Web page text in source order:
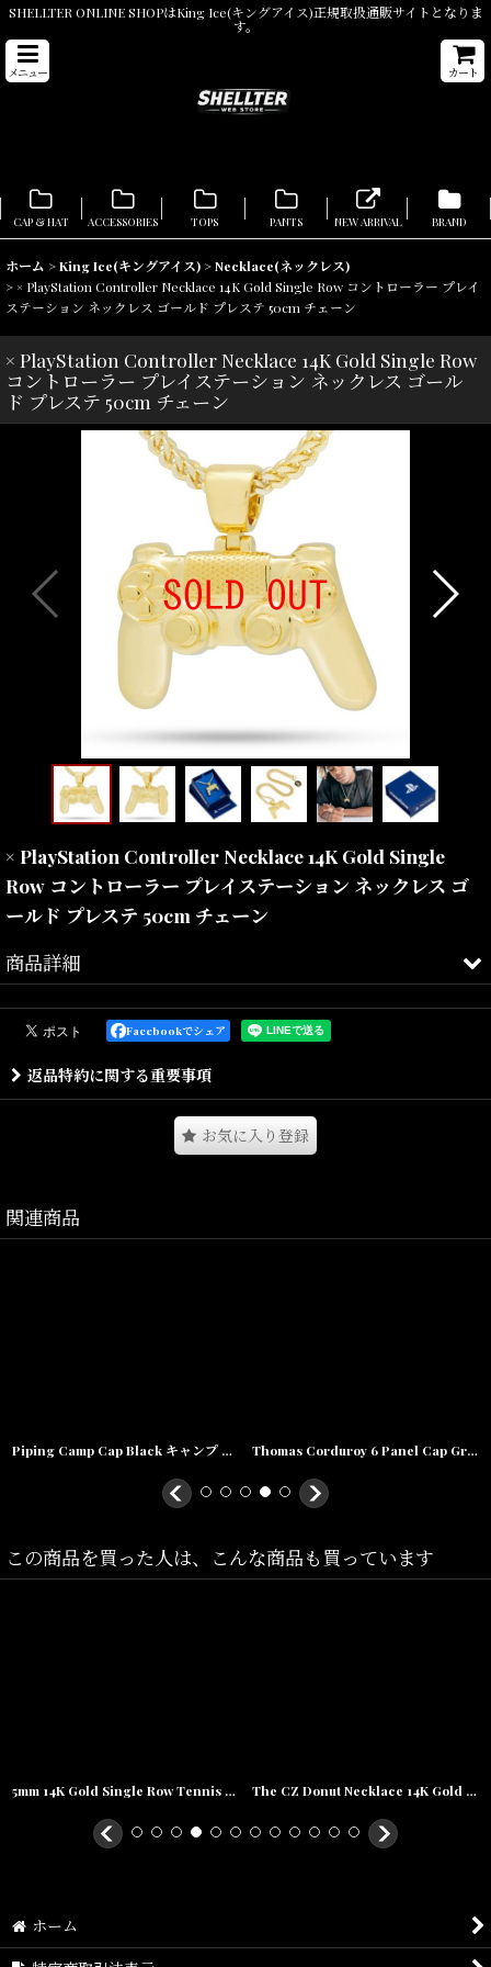
SHELLTER ONLINE SHOPはKing Ice(キングアイス)正規取扱通販サイトとなりま
す。
メニュー カート
CAP & HAT ACCESSORIES TOPS PANTS NEW ARRIVAL BRAND
ホーム >King Ice(キングアイス) >Necklace(ネックレス)
> × PlayStation Controller Necklace 14K Gold Single Row コントローラー プレイ
ステーション ネックレス ゴールド プレステ 50cm チェーン
× PlayStation Controller Necklace 14K Gold Single Row
コントローラー プレイステーション ネックレス ゴール
ド プレステ 50cm チェーン
× PlayStation Controller Necklace 14K Gold Single
Row コントローラー プレイステーション ネックレス ゴ
ールド プレステ 50cm チェーン
商品詳細
2005年に設立された、最も影響力のあるロサンゼルス発のジュエリ
ーブランドです。
Creator等、その他多くのアーティストが着用している事でもますま
す注目が高まっています。
Katy Perry,Wu-Tang Clan,Odd Future,やアーティストとのコラボ
向にも注目の集まるアメリカで話題の日本未上陸、注目のアクセサ
擦による抵抗を防ぎ、長く愛用できるよう工夫されています♪
わず違和感なく取り入れられますので、プレゼントなどにもオスス
メです。
Facebookでシェア
返品特約に関する重要事項
お気に入り登録
関連商品
Piping Camp Cap Black キャンプ Nylon ナイロン キャップ Thomas Corduroy 6 Panel Cap Green グリーン コーデュロイ キャップ
この商品を買った人は、こんな商品も買っています
5mm 14K Gold Single Row Tennis Bracelet ブレスレット Gold Silver ゴールド シルバー テニス チェーン The CZ Donut Necklace 14K Gold Single chain ネックレス ゴールド 60cm ドーナツ チェーン Odd Future
ホーム